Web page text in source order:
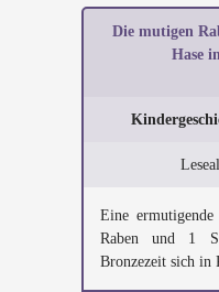
Die mutigen
Hase
Eine
Raben und 1
Bronzezeit sich in